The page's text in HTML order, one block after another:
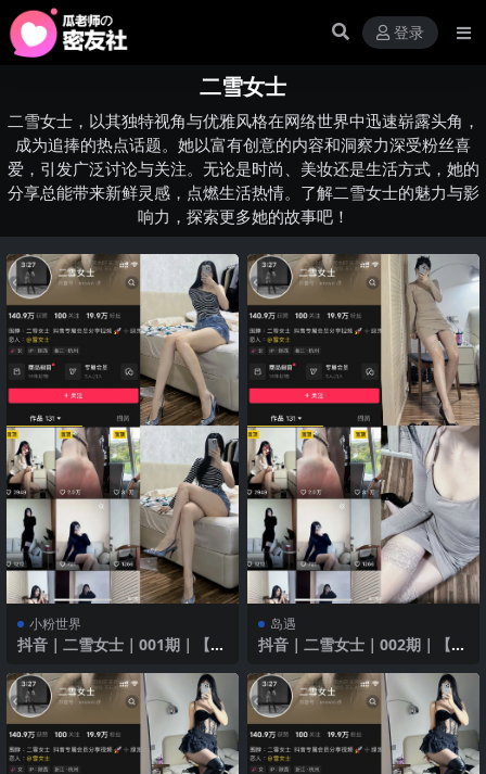
登录
二雪女士
二雪女士，以其独特视角与优雅风格在网络世界中迅速崭露头角，
成为追捧的热点话题。她以富有创意的内容和洞察力深受粉丝喜
爱，引发广泛讨论与关注。无论是时尚、美妆还是生活方式，她的
分享总能带来新鲜灵感，点燃生活热情。了解二雪女士的魅力与影
响力，探索更多她的故事吧！
小粉世界
抖音｜二雪女士｜001期｜【74
岛遇
抖音｜二雪女士｜002期｜【95